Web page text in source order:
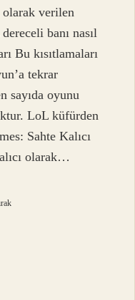
verilen
banı nasıl
Bu kısıtlamaları
tekrar
sayıda oyunu
LoL küfürden
Sahte Kalıcı
olarak…